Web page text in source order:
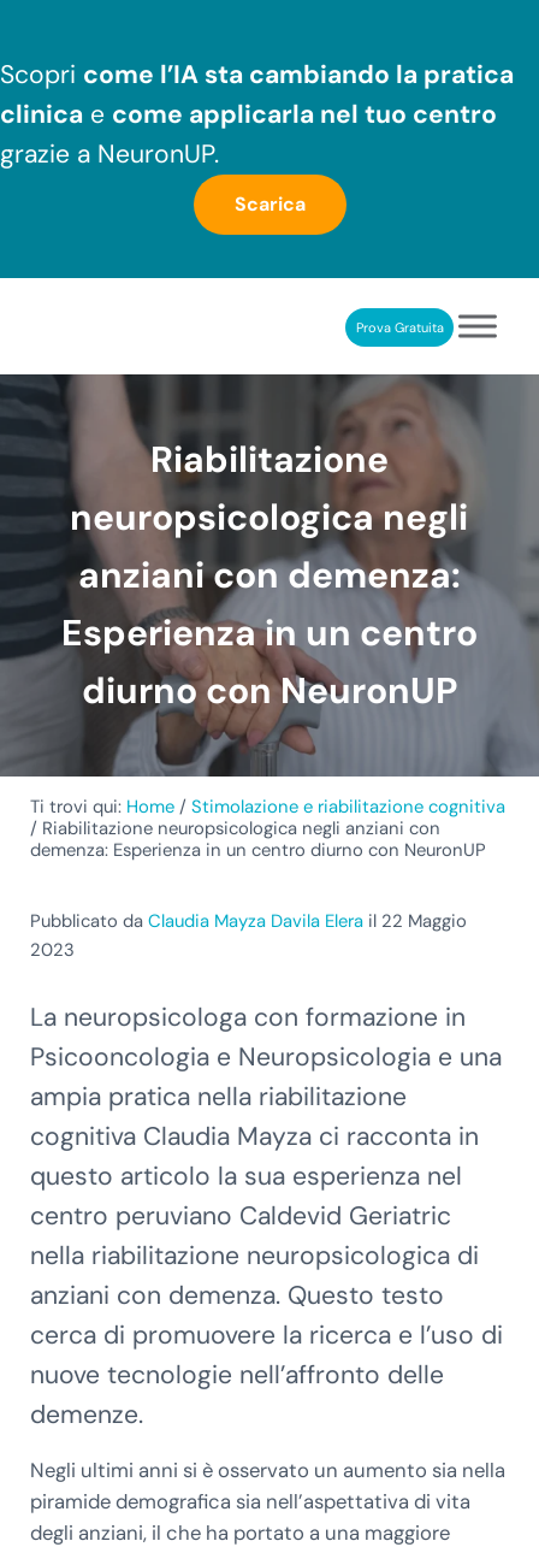
Scopri come l’IA sta cambiando la pratica
clinica e come applicarla nel tuo centro
grazie a NeuronUP.
Scarica
RIABILITAZIONE COGNITIVA PROFESSIONALEProva Gratuita
Riabilitazione
neuropsicologica negli
anziani con demenza:
Esperienza in un centro
diurno con NeuronUP
Ti trovi qui: Home / Stimolazione e riabilitazione cognitiva
/ Riabilitazione neuropsicologica negli anziani con
demenza: Esperienza in un centro diurno con NeuronUP
Pubblicato da Claudia Mayza Davila Elerail 22 Maggio
2023
La neuropsicologa con formazione in
Psicooncologia e Neuropsicologia e una
ampia pratica nella riabilitazione
cognitiva Claudia Mayza ci racconta in
questo articolo la sua esperienza nel
centro peruviano Caldevid Geriatric
nella riabilitazione neuropsicologica di
anziani con demenza. Questo testo
cerca di promuovere la ricerca e l’uso di
nuove tecnologie nell’affronto delle
demenze.
Negli ultimi anni si è osservato un aumento sia nella
piramide demografica sia nell’aspettativa di vita
degli anziani, il che ha portato a una maggiore